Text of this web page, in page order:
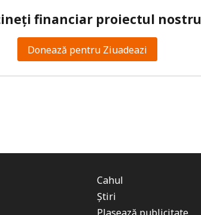
financiar proiectul nostru
Donează pentru Ziuadeazi
Cahul
Știri